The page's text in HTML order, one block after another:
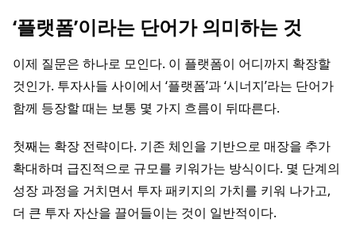
‘플랫폼’이라는 단어가 의미하는 것
이제 질문은 하나로 모인다. 이 플랫폼이 어디까지 확장할
것인가. 투자사들 사이에서 ‘플랫폼’과 ‘시너지’라는 단어가
함께 등장할 때는 보통 몇 가지 흐름이 뒤따른다.
첫째는 확장 전략이다. 기존 체인을 기반으로 매장을 추가
확대하며 급진적으로 규모를 키워가는 방식이다. 몇 단계의
성장 과정을 거치면서 투자 패키지의 가치를 키워 나가고,
더 큰 투자 자산을 끌어들이는 것이 일반적이다.